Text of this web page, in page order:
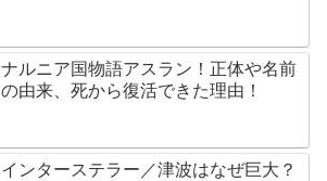
ナルニア国物語アスラン！正体や名前
の由来、死から復活できた理由！
インターステラー／津波はなぜ巨大？